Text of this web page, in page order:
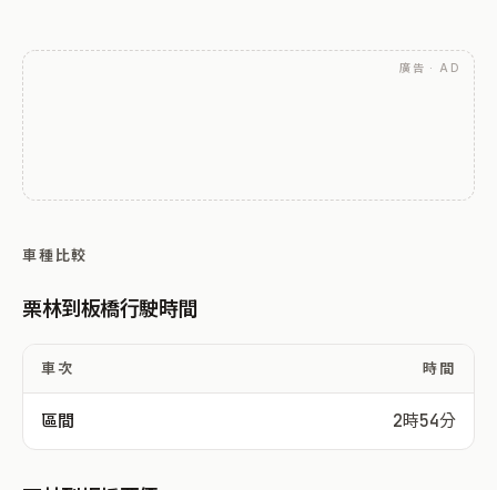
廣告 · AD
車種比較
栗林到板橋行駛時間
車次 時間
區間 2時54分